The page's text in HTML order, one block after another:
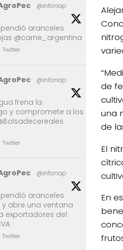
de
una
de
El
En
@infonap
·
aranceles
@carne_argentina
Twitter
@infonap
·
frena la
y compromete a los
Twitter
@infonap
·
aranceles
abre una ventana
exportadores del
Twitter